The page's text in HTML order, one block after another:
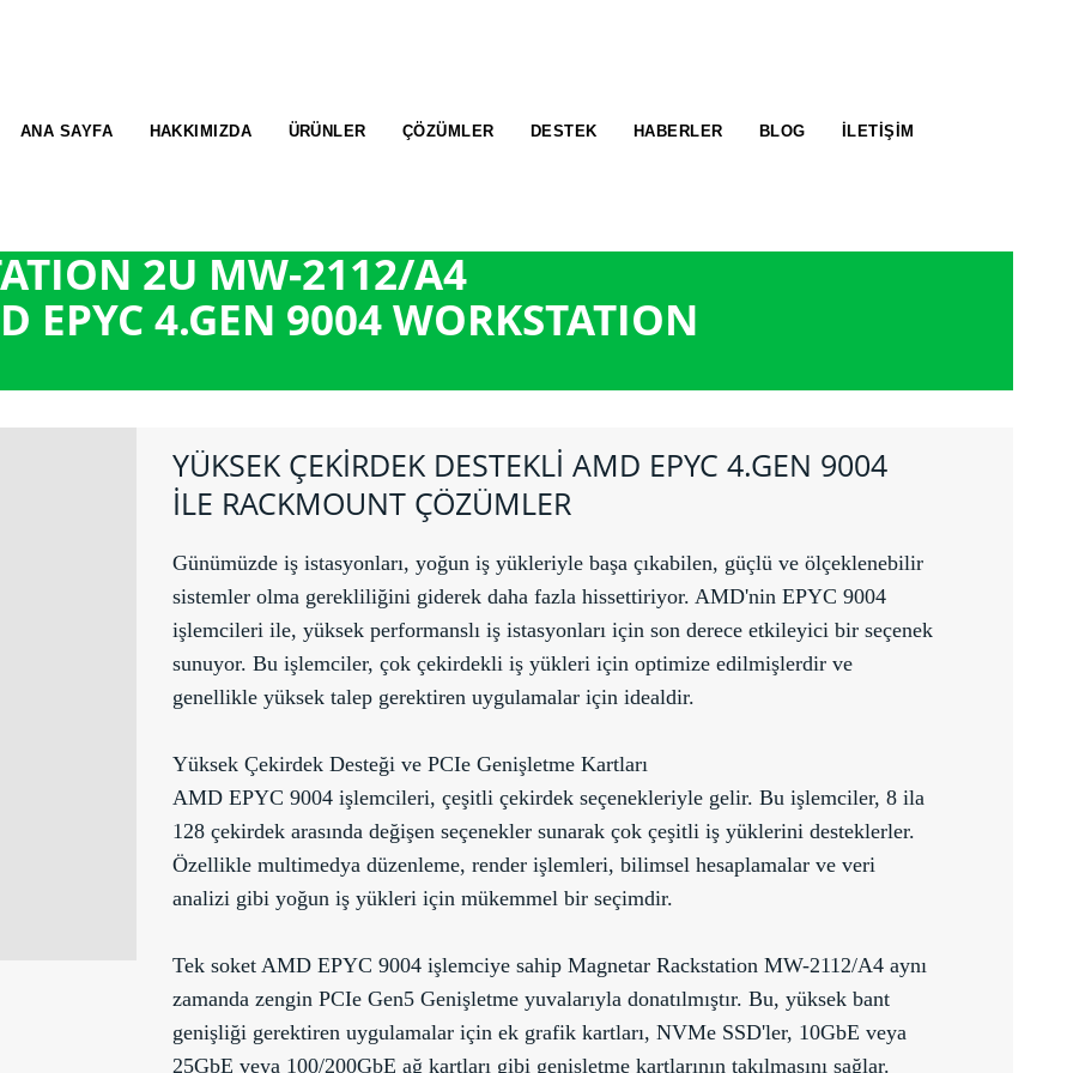
ANA SAYFA HAKKIMIZDA ÜRÜNLER ÇÖZÜMLER DESTEK HABERLER BLOG İLETIŞIM
2U MW-2112/A4
EPYC 4.GEN 9004 WORKSTATION
YÜKSEK ÇEKİRDEK DESTEKLİ AMD EPYC 4.GEN 9004
İLE RACKMOUNT ÇÖZÜMLER
Günümüzde iş istasyonları, yoğun iş yükleriyle başa çıkabilen, güçlü ve ölçeklenebilir
sistemler olma gerekliliğini giderek daha fazla hissettiriyor. AMD'nin EPYC 9004
işlemcileri ile, yüksek performanslı iş istasyonları için son derece etkileyici bir seçenek
sunuyor. Bu işlemciler, çok çekirdekli iş yükleri için optimize edilmişlerdir ve
genellikle yüksek talep gerektiren uygulamalar için idealdir.
Yüksek Çekirdek Desteği ve PCIe Genişletme Kartları
AMD EPYC 9004 işlemcileri, çeşitli çekirdek seçenekleriyle gelir. Bu işlemciler, 8 ila
128 çekirdek arasında değişen seçenekler sunarak çok çeşitli iş yüklerini desteklerler.
Özellikle multimedya düzenleme, render işlemleri, bilimsel hesaplamalar ve veri
analizi gibi yoğun iş yükleri için mükemmel bir seçimdir.
Tek soket AMD EPYC 9004 işlemciye sahip Magnetar Rackstation MW-2112/A4 aynı
zamanda zengin PCIe Gen5 Genişletme yuvalarıyla donatılmıştır. Bu, yüksek bant
genişliği gerektiren uygulamalar için ek grafik kartları, NVMe SSD'ler, 10GbE veya
25GbE veya 100/200GbE ağ kartları gibi genişletme kartlarının takılmasını sağlar.